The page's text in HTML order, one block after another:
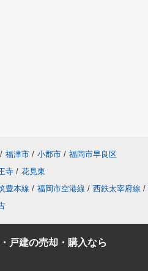
/ 福津市 / 小郡市 / 福岡市早良区
寺 / 花見東
豊本線 / 福岡市空港線 / 西鉄太宰府線 /
戸建の売却・購入なら